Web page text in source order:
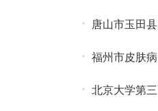
唐山市玉田
福州市皮肤
北京大学第